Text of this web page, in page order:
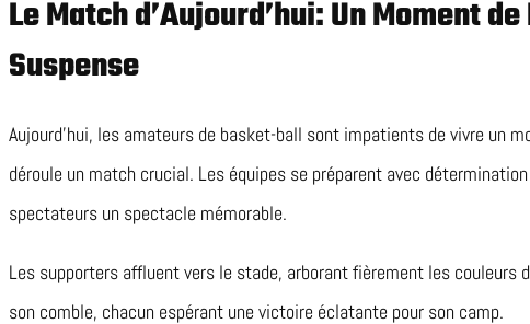
Le Match d’Aujourd’hui: Un Moment
Suspense
Aujourd’hui, les amateurs de basket-ball sont impatients de vivre un
déroule un match crucial. Les équipes se préparent avec
spectateurs un spectacle mémorable.
Les supporters affluent vers le stade, arborant fièrement les couleurs
son comble, chacun espérant une victoire éclatante pour son camp.